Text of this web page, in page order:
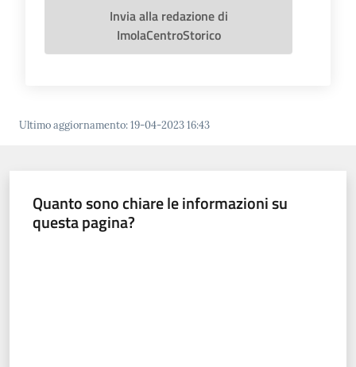
Invia alla redazione di
ImolaCentroStorico
Ultimo aggiornamento:19-04-2023 16:43
Quanto sono chiare le informazioni su
questa pagina?